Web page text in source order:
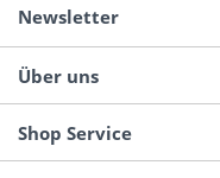
Newsletter
Über uns
Shop Service